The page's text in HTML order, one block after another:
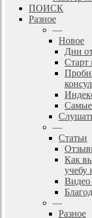
ПОИСК
Разное
—
Новое
Дни
Старт
Самые
—
Статьи
Как
—
Разное